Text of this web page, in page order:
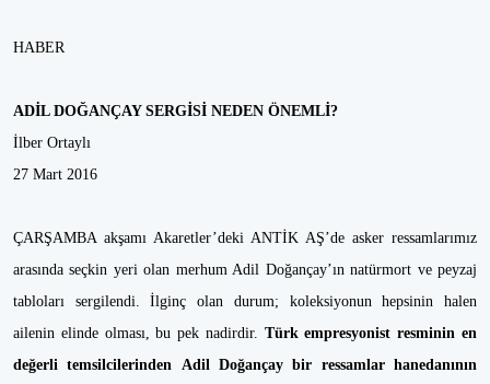
HABER
ADİL DOĞANÇAY SERGİSİ NEDEN ÖNEMLİ?
İlber Ortaylı
27 Mart 2016
ÇARŞAMBA akşamı Akaretler’deki ANTİK AŞ’de asker ressamlarımız
arasında seçkin yeri olan merhum Adil Doğançay’ın natürmort ve peyzaj
tabloları sergilendi. İlginç olan durum; koleksiyonun hepsinin halen
ailenin elinde olması, bu pek nadirdir. Türk empresyonist resminin en
değerli temsilcilerinden Adil Doğançay bir ressamlar hanedanının